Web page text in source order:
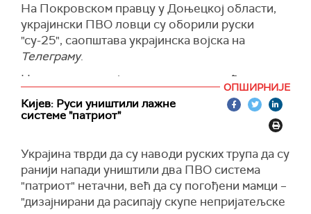
заједничком брифингу са украјинским
министром спољних послова Дмитријем
Кулебом, преноси Радио Слобода.
УНИАН
На Покровском правцу у Доњецкој области,
украјински ПВО ловци су оборили руски
"су-25", саопштава украјинска војска на
Телеграму.
Напомиње се да је руска летелица гађала
положаје јединица Одбрамбених снага
Украјине.
"ПВО ловци засебне механизоване бригаде
имена генерал-пуковника Марка Безручке
срушили су још један јуришник `су-25`, који
сада гори у степама украјинског Донбаса",
наглашавају у ОСУ "Хортиција".
ОПШИРНИЈЕ
Кијев: Руси уништили лажне
системе "патриот"
Украјина тврди да су наводи руских трупа да су
ранији напади уништили два ПВО система
"патриот" нетачни, већ да су погођени мамци –
"дизајнирани да расипају скупе непријатељске